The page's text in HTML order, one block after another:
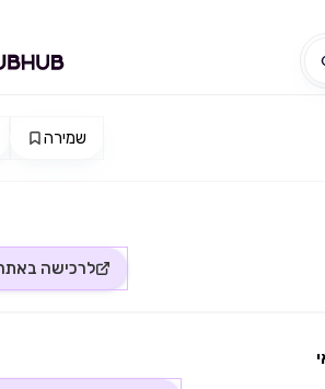
שמירה
לרכישה